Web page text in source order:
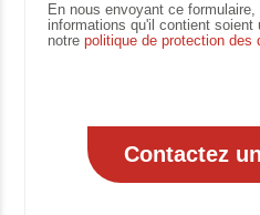
En nous envoyant ce
informations qu'il contient
notrepolitique de protection des